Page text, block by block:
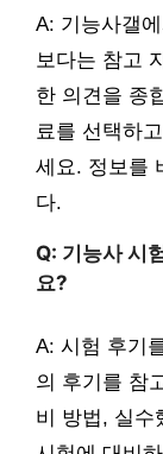
A: 기능사갤
보다는 참고
한 의견을 종
료를 선택하
세요. 정보를
다.
Q: 기능사 시
요?
A: 시험 후기
의 후기를 참
비 방법, 실수